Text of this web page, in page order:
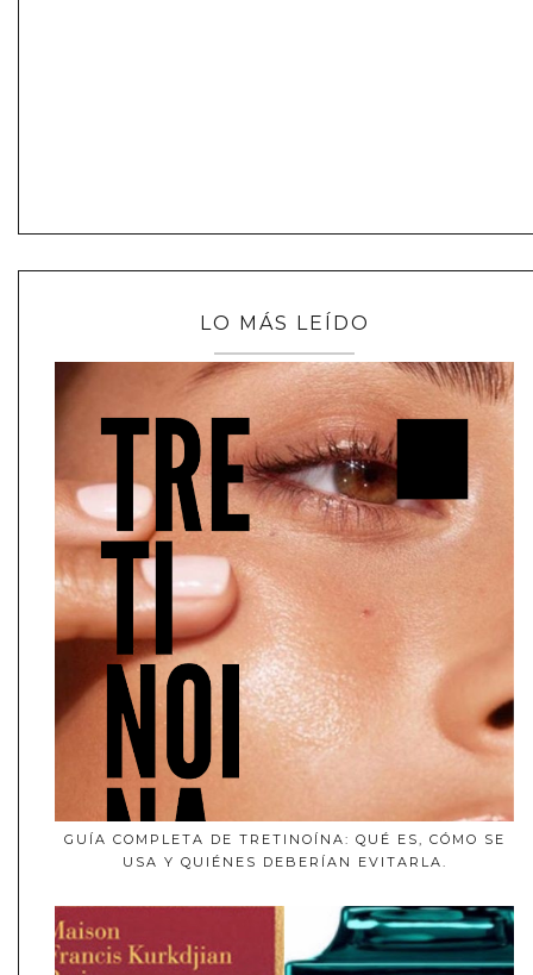
LO MÁS LEÍDO
GUÍA COMPLETA DE TRETINOÍNA: QUÉ ES, CÓMO SE
USA Y QUIÉNES DEBERÍAN EVITARLA.